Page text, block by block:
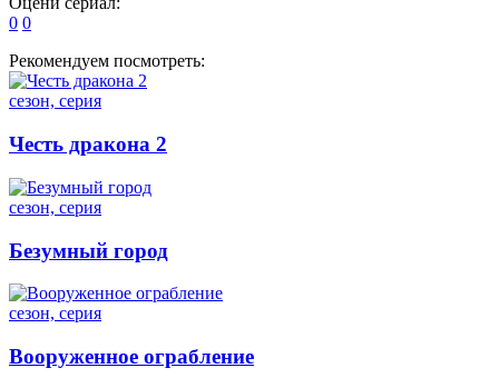
0 0
Рекомендуем посмотреть:
сезон, серия
Честь дракона 2
сезон, серия
Безумный город
сезон, серия
Вооруженное ограбление